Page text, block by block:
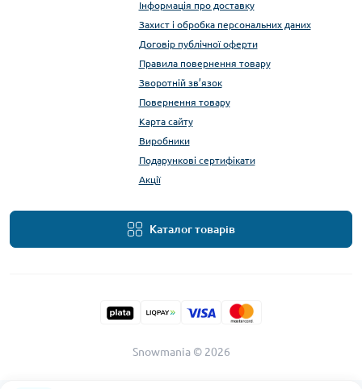
Інформація про доставку
Захист і обробка персональних даних
Договір публічної оферти
Правила повернення товару
Зворотній зв’язок
Повернення товару
Карта сайту
Виробники
Подарункові сертифікати
Акції
Каталог товарів
Snowmania © 2026